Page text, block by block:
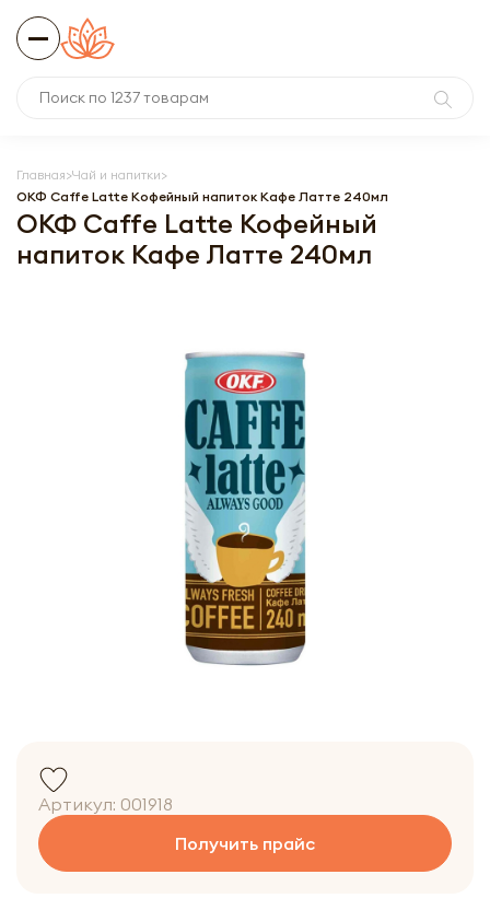
Главная Чай и напитки
ОКФ Caffe Latte Кофейный напиток Кафе Латте 240мл
ОКФ Caffe Latte Кофейный
напиток Кафе Латте 240мл
Артикул: 001918
Получить прайс